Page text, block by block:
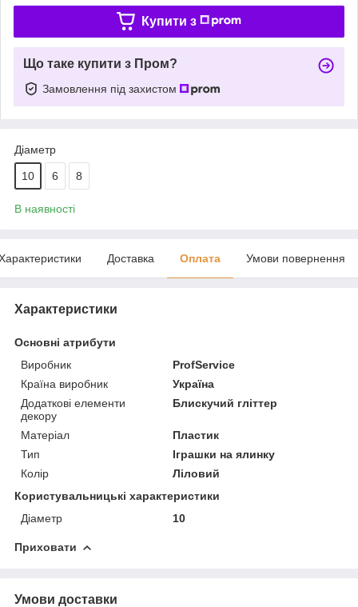
Купити з
Що таке купити з Пром?
Замовлення під захистом
Діаметр
10 6 8
В наявності
Доставка Оплата Умови повернення
Характеристики
Основні атрибути
Виробник
ProfService
Країна виробник
Україна
Додаткові елементи
декору
Блискучий гліттер
Матеріал
Пластик
Тип
Іграшки на ялинку
Колір
Ліловий
Користувальницькі характеристики
Діаметр
10
Приховати
Умови доставки